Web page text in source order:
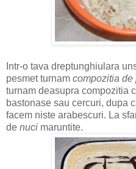
Intr-o tava dreptunghiulara
pesmet turnam compozitia de
turnam deasupra compozitia
bastonase sau cercuri, dupa
facem niste arabescuri. La
de nuci maruntite.